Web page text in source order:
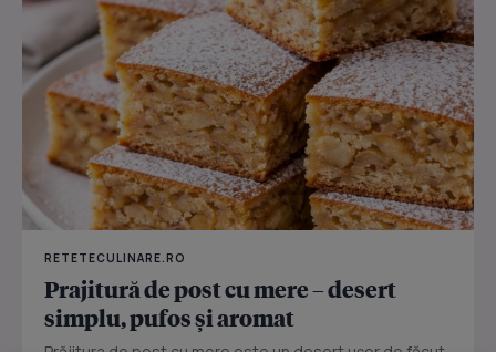
RETETECULINARE.RO
Prajitură de post cu mere – desert
simplu, pufos și aromat